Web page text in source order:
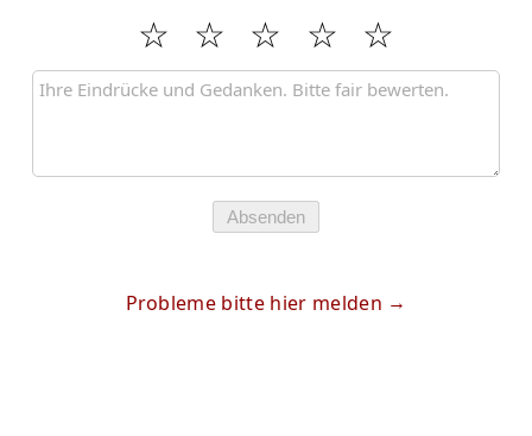
Absenden
Probleme bitte hier melden